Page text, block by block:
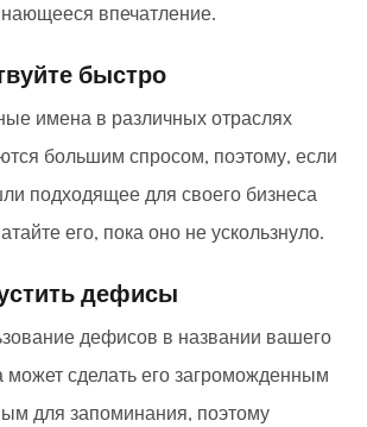
впечатление.
быстро
имена в различных отраслях
большим спросом, поэтому, если
подходящее для своего бизнеса
его, пока оно не ускользнуло.
дефисы
дефисов в названии вашего
может сделать его загроможденным
для запоминания, поэтому